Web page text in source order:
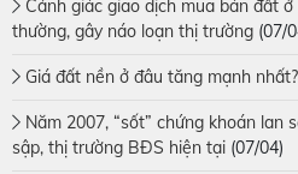
Cảnh giác giao dịch mua bán đất
thường, gây náo loạn thị trường (07/
Giá đất nền ở đâu tăng mạnh nhất?
Năm 2007, “sốt” chứng khoán lan
sập, thị trường BĐS hiện tại (07/04)